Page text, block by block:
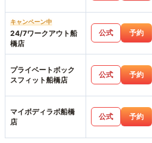
キャンペーン中
24/7ワークアウト船
橋店
公式 予約
プライベートボック
スフィット船橋店
公式 予約
マイボディラボ船橋
店
公式 予約